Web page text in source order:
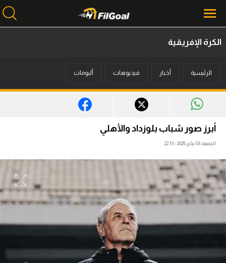
أخبار
ميركاتو
فانتازي في الجول
مسابقة التوقعات
فيديوهات
عدسات
الكرة الإفريقية
الرئيسية أخبار فيديوهات ألبومات
أبرز صور شباب بلوزداد والأهلي
الجمعة، 03 يناير 2025 - 22:13